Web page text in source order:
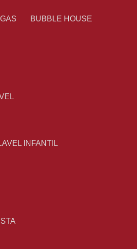
BUBBLE HOUSE
INFANTIL